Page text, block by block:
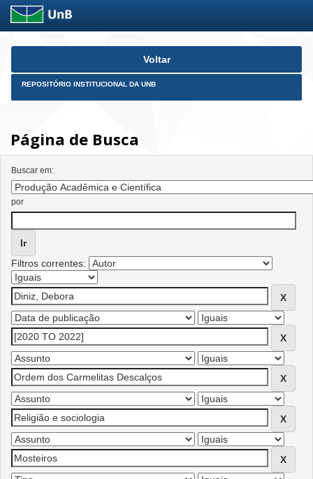
Skip
Voltar
REPOSITÓRIO INSTITUCIONAL DA UNB
Página de Busca
Buscar em:
por
Filtros correntes: